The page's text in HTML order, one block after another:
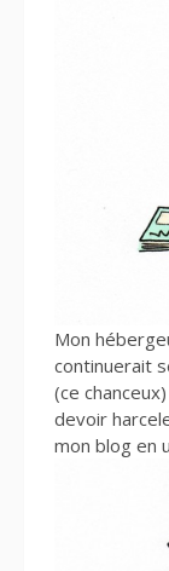
Mon
continuerait
(ce
devoir
mon blog en